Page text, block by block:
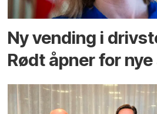
Ny vending i
Rødt åpner for